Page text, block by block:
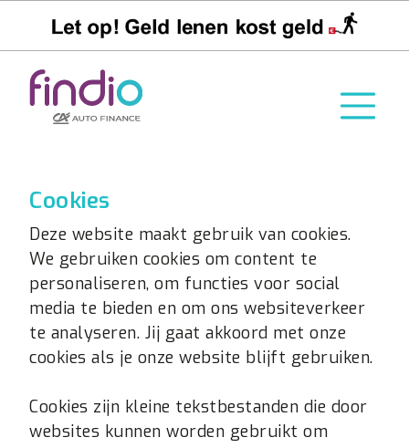
Cookies
Deze website maakt gebruik van cookies.
We gebruiken cookies om content te
personaliseren, om functies voor social
media te bieden en om ons websiteverkeer
te analyseren. Jij gaat akkoord met onze
cookies als je onze website blijft gebruiken.
Cookies zijn kleine tekstbestanden die door
websites kunnen worden gebruikt om